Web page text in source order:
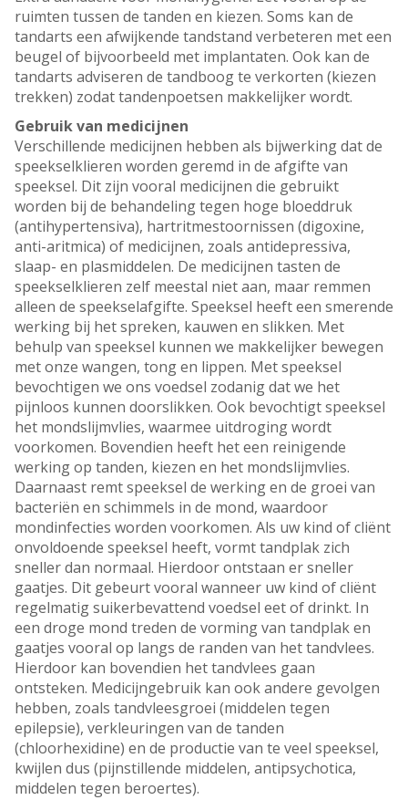
ruimten tussen de tanden en kiezen. Soms kan de
tandarts een afwijkende tandstand verbeteren met een
beugel of bijvoorbeeld met implantaten. Ook kan de
tandarts adviseren de tandboog te verkorten (kiezen
trekken) zodat tandenpoetsen makkelijker wordt.
Gebruik van medicijnen
Verschillende medicijnen hebben als bijwerking dat de
speekselklieren worden geremd in de afgifte van
speeksel. Dit zijn vooral medicijnen die gebruikt
worden bij de behandeling tegen hoge bloeddruk
(antihypertensiva), hartritmestoornissen (digoxine,
anti-aritmica) of medicijnen, zoals antidepressiva,
slaap- en plasmiddelen. De medicijnen tasten de
speekselklieren zelf meestal niet aan, maar remmen
alleen de speekselafgifte. Speeksel heeft een smerende
werking bij het spreken, kauwen en slikken. Met
behulp van speeksel kunnen we makkelijker bewegen
met onze wangen, tong en lippen. Met speeksel
bevochtigen we ons voedsel zodanig dat we het
pijnloos kunnen doorslikken. Ook bevochtigt speeksel
het mondslijmvlies, waarmee uitdroging wordt
voorkomen. Bovendien heeft het een reinigende
werking op tanden, kiezen en het mondslijmvlies.
Daarnaast remt speeksel de werking en de groei van
bacteriën en schimmels in de mond, waardoor
mondinfecties worden voorkomen. Als uw kind of cliënt
onvoldoende speeksel heeft, vormt tandplak zich
sneller dan normaal. Hierdoor ontstaan er sneller
gaatjes. Dit gebeurt vooral wanneer uw kind of cliënt
regelmatig suikerbevattend voedsel eet of drinkt. In
een droge mond treden de vorming van tandplak en
gaatjes vooral op langs de randen van het tandvlees.
Hierdoor kan bovendien het tandvlees gaan
ontsteken. Medicijngebruik kan ook andere gevolgen
hebben, zoals tandvleesgroei (middelen tegen
epilepsie), verkleuringen van de tanden
(chloorhexidine) en de productie van te veel speeksel,
kwijlen dus (pijnstillende middelen, antipsychotica,
middelen tegen beroertes).